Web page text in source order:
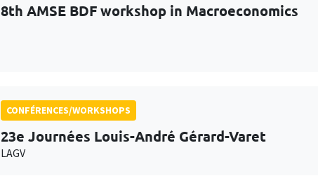
8th AMSE BDF workshop in Macroeconomics
CONFÉRENCES/WORKSHOPS
23e Journées Louis-André Gérard-Varet
LAGV